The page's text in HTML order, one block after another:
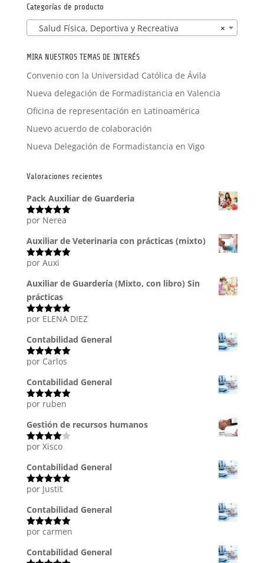
Categorías de producto
×
Salud Física, Deportiva y Recreativa
MIRA NUESTROS TEMAS DE INTERÉS
Convenio con la Universidad Católica de Ávila
Nueva delegación de Formadistancia en Valencia
Oficina de representación en Latinoamérica
Nuevo acuerdo de colaboración
Nueva Delegación de Formadistancia en Vigo
Valoraciones recientes
Pack Auxiliar de Guarderia
Valorado
por Nerea
Auxiliar de Veterinaria con prácticas (mixto)
Valorado
por Auxi
Auxiliar de Guardería (Mixto, con libro) Sin
prácticas
Valorado
por ELENA DIEZ
Contabilidad General
Valorado
por Carlos
Contabilidad General
Valorado
por ruben
Gestión de recursos humanos
Valorado
5
por Xisco
Contabilidad General
Valorado
por Justit
Contabilidad General
Valorado
por carmen
Contabilidad General